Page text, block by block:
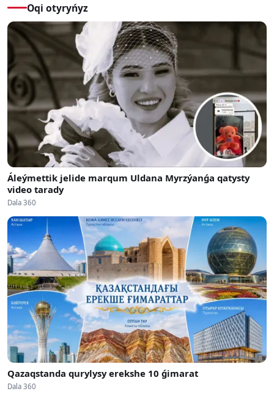
Oqi otyryńyz
Áleýmettik jelide marqum Uldana Myrzýanǵa qatysty
video tarady
Dala 360
Qazaqstanda qurylysy erekshe 10 ǵimarat
Dala 360